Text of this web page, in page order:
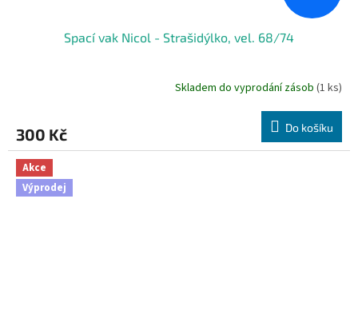
Spací vak Nicol - Strašidýlko, vel. 68/74
Skladem do vyprodání zásob (1 ks)
300 Kč Do košíku
Akce
Výprodej